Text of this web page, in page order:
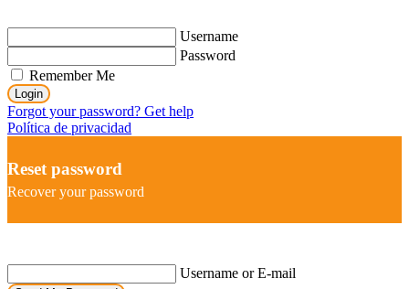
Username
Password
Remember Me
Login
Forgot your password? Get help
Política de privacidad
Reset password
Recover your password
Username or E-mail